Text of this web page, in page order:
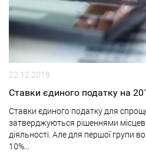
22.12.2018
Ставки єдиного податку на
Ставки єдиного податку для
затверджуються рішеннями
діяльності. Але для першої групи
10%...